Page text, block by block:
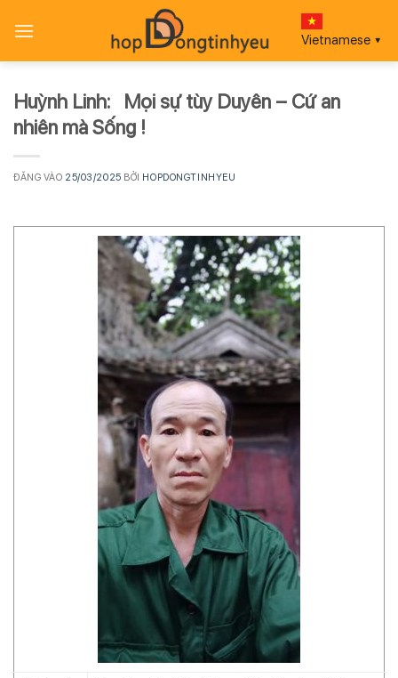
qua
Vietnamese ▼
Huỳnh Linh: Mọi sự tùy Duyên – Cứ an
nhiên mà Sống !
ĐĂNG VÀO 25/03/2025 BỞI HOPDONGTINHYEU